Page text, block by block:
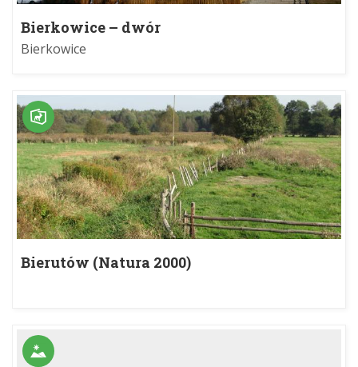
Bierkowice – dwór
Bierkowice
Bierutów (Natura 2000)